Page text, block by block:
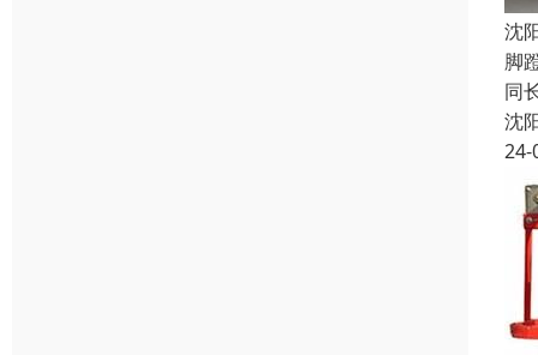
沈
脚
同
沈
24-